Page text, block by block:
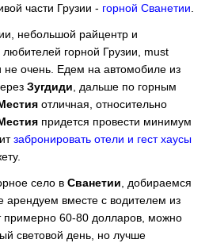
части Грузии - горной Сванетии.
небольшой райцентр и
любителей горной Грузии, must
очень. Едем на автомобиле из
Зугдиди, дальше по горным
отличная, относительно
придется провести минимум
забронировать отели и гест хаусы
село в Сванетии, добираемся
арендуем вместе с водителем из
примерно 60-80 долларов, можно
световой день, но лучше